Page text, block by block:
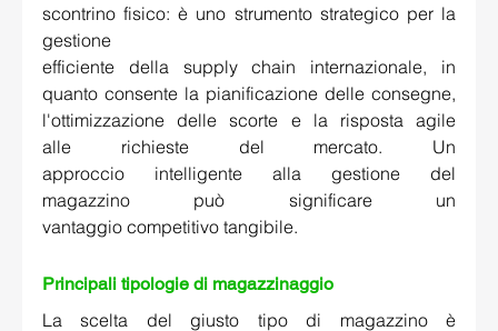
scontrino fisico: è uno strumento strategico per la
gestione
efficiente della supply chain internazionale, in
quanto consente la pianificazione delle consegne,
l'ottimizzazione delle scorte e la risposta agile
alle richieste del mercato. Un
approccio intelligente alla gestione del
magazzino può significare un
vantaggio competitivo tangibile.
Principali tipologie di magazzinaggio
La scelta del giusto tipo di magazzino è